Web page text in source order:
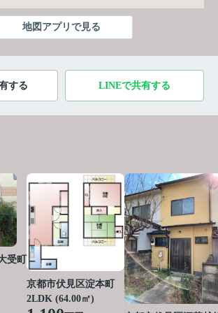
地図アプリで見る
する LINEで共有する
受町
京都市伏見区淀本町
2LDK (64.00㎡)